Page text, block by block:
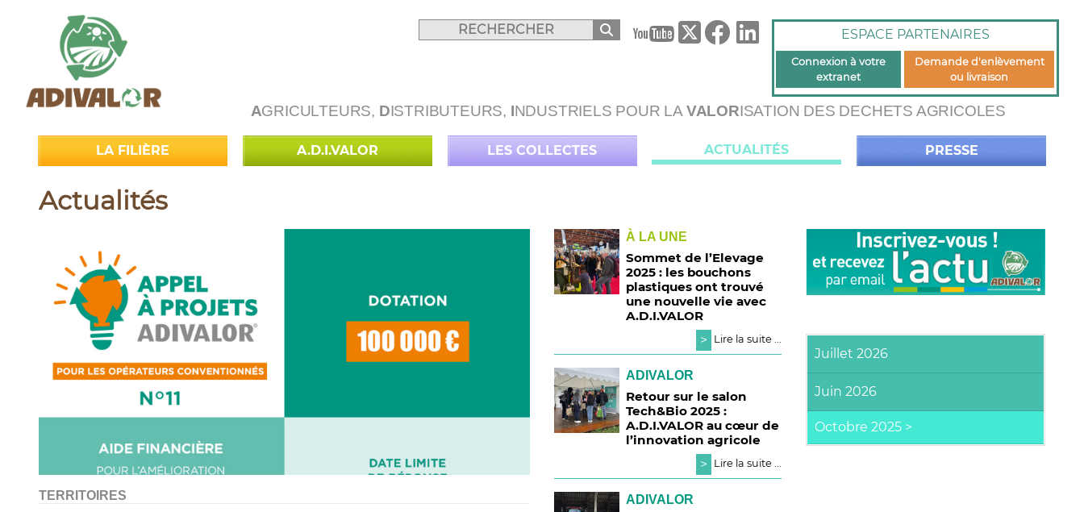
B ESPACE PARTENAIRES
Connexion à votre
extranet
Demande d'enlèvement
ou livraison
AGRICULTEURS, DISTRIBUTEURS, INDUSTRIELS POUR LA VALORISATION DES DECHETS AGRICOLES
LA FILIÈRE A.D.I.VALOR LES COLLECTES ACTUALITÉS PRESSE
Actualités
TERRITOIRES
À LA UNE
Sommet de l’Elevage
2025 : les bouchons
plastiques ont trouvé
une nouvelle vie avec
A.D.I.VALOR
>
Lire la suite ...
ADIVALOR
Retour sur le salon
Tech&Bio 2025 :
A.D.I.VALOR au cœur de
l’innovation agricole
>
Lire la suite ...
ADIVALOR
Juillet 2026
Juin 2026